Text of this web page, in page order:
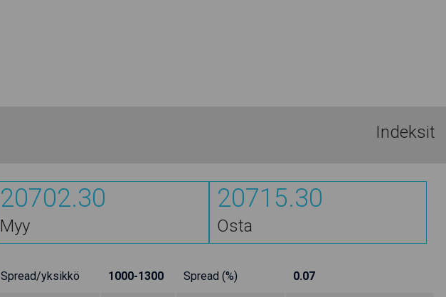
Indeksit
20702.30
Myy
20715.30
Osta
Spread/yksikkö 1000-1300 Spread (%) 0.07